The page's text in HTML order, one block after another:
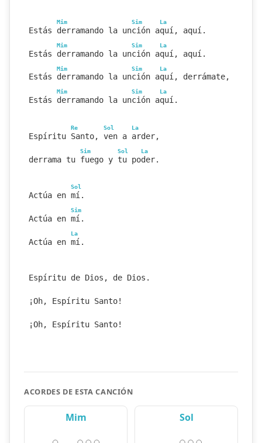
Mim Sim La
Estás derramando la unción aquí, aquí.
Mim Sim La
Estás derramando la unción aquí, aquí.
Mim Sim La
Estás derramando la unción aquí, derrámate, Señor.
Mim Sim La
Estás derramando la unción aquí.
Re Sol La
Espíritu Santo, ven a arder,
Sim Sol La
derrama tu fuego y tu poder.
Sol
Actúa en mí.
Sim
Actúa en mí.
La
Actúa en mí.
Espíritu de Dios, de Dios.
¡Oh, Espíritu Santo!
¡Oh, Espíritu Santo!
ACORDES DE ESTA CANCIÓN
Mim Sol